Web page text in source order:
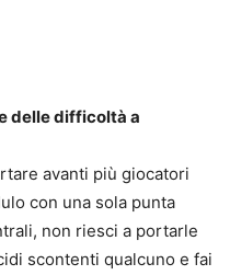
delle difficoltà a
avanti più giocatori
con una sola punta
non riesci a portarle
scontenti qualcuno e fai